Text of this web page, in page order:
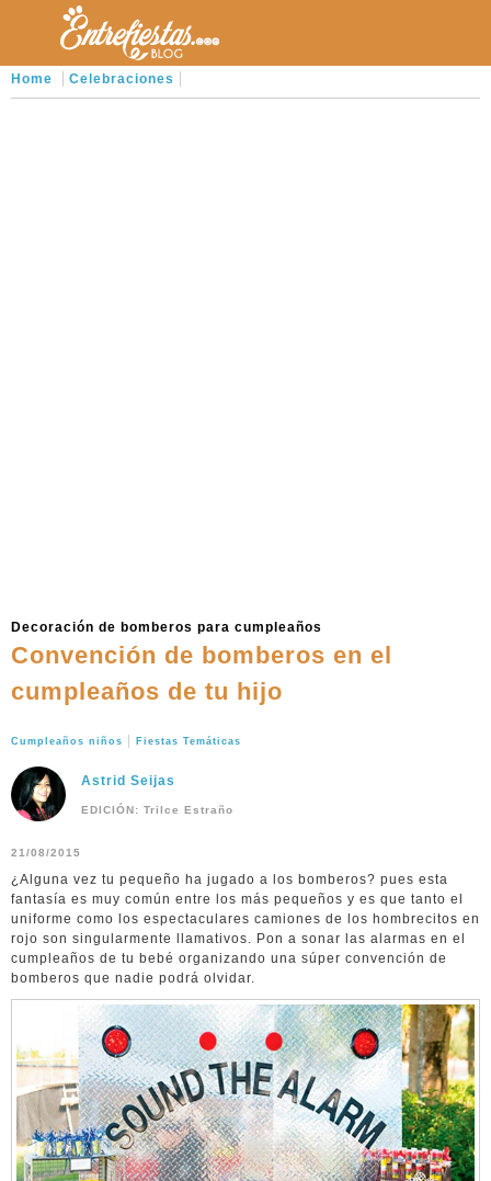
Home Celebraciones
Decoración de bomberos para cumpleaños
Convención de bomberos en el
cumpleaños de tu hijo
Cumpleaños niños Fiestas Temáticas
Astrid Seijas
EDICIÓN: Trilce Estraño
21/08/2015
¿Alguna vez tu pequeño ha jugado a los bomberos? pues esta
fantasía es muy común entre los más pequeños y es que tanto el
uniforme como los espectaculares camiones de los hombrecitos en
rojo son singularmente llamativos. Pon a sonar las alarmas en el
cumpleaños de tu bebé organizando una súper convención de
bomberos que nadie podrá olvidar.